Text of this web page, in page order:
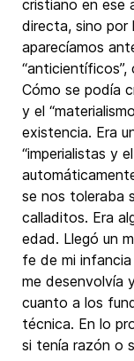
cristiano en ese
directa, sino por
aparecíamos
“anticientíficos”,
Cómo se podía
y el
existencia. Era
“imperialistas y
se nos toleraba
calladitos. Era
edad. Llegó un
fe de mi
me desenvolvía
cuanto a los
técnica. En lo
si tenía razón o